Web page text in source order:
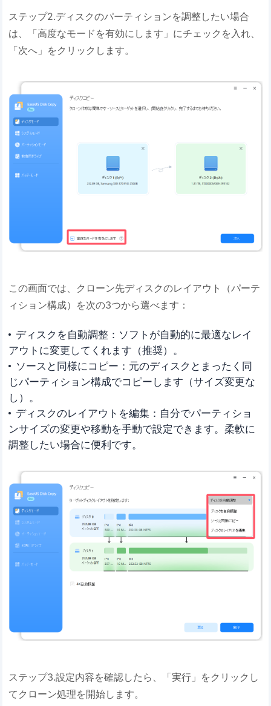
ステップ2.ディスクのパーティションを調整したい場合
は、「高度なモードを有効にします」にチェックを入れ、
「次へ」をクリックします。
この画面では、クローン先ディスクのレイアウト（パーテ
ィション構成）を次の3つから選べます：
ディスクを自動調整：ソフトが自動的に最適なレイ
アウトに変更してくれます（推奨）。
ソースと同様にコピー：元のディスクとまったく同
じパーティション構成でコピーします（サイズ変更な
し）。
ディスクのレイアウトを編集：自分でパーティショ
ンサイズの変更や移動を手動で設定できます。柔軟に
調整したい場合に便利です。
ステップ3.設定内容を確認したら、「実行」をクリックし
てクローン処理を開始します。